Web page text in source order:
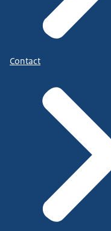
Contact